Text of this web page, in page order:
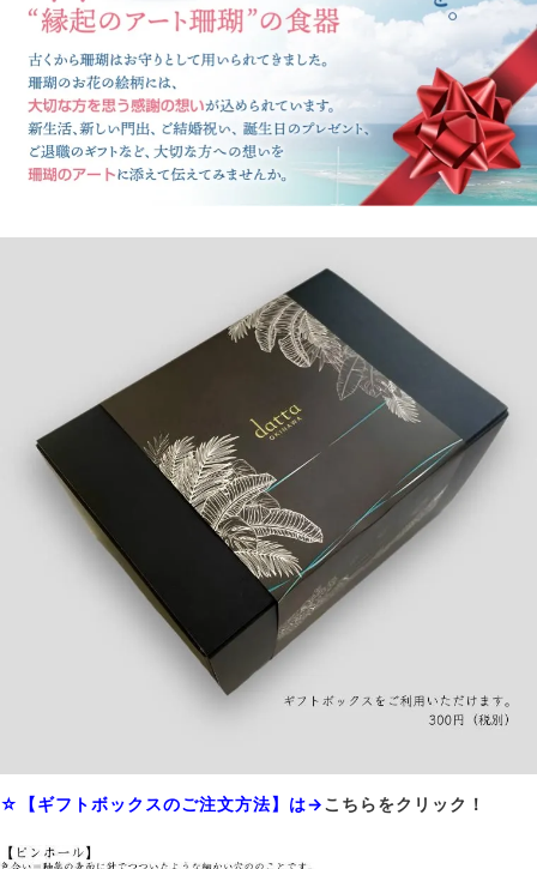
☆【ギフトボックスのご注文方法】は→こちらをクリック！